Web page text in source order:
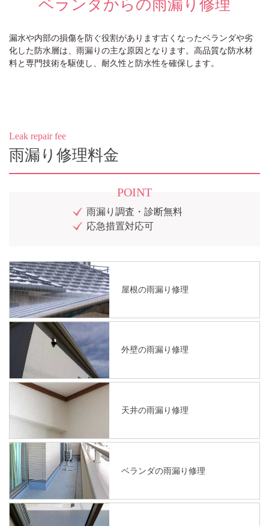
ベランダからの雨漏り修理
漏水や内部の損傷を防ぐ役割があります古くなったベランダや劣
化した防水層は、雨漏りの主な原因となります。高品質な防水材
料と専門技術を駆使し、耐久性と防水性を確保します。
Leak repair fee
雨漏り修理料金
POINT
雨漏り調査・診断無料
応急措置対応可
屋根の雨漏り修理
外壁の雨漏り修理
天井の雨漏り修理
ベランダの雨漏り修理